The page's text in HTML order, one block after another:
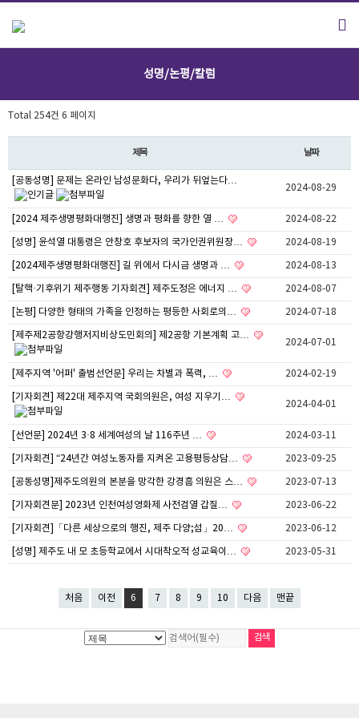
성명/논평/칼럼
Total 254건 6 페이지
제목 날짜
[공동성명] 문제는 온라인 남성문화다, 우리가 뒤엎는다…
2024-08-29
[2024 제주생명평화대행진] 생명과 평화를 향한 열 … 2024-08-22
[성명] 윤석열 대통령은 안창호 후보자의 국가인권위원장… 2024-08-19
[2024제주생명평화대행진] 길 위에서 다시금 생명과 … 2024-08-13
[탈핵·기후위기 제주행동 기자회견] 제주도정은 에너지 … 2024-08-07
[논평] 다양한 형태의 가족을 인정하는 평등한 사회로의… 2024-07-18
[제주제2공항강행저지비상도민회의] 제2공항 기본계획 고…
2024-07-01
[제주지역 '어퍼' 출범선언문] 우리는 차별과 폭력, … 2024-02-19
[기자회견] 제22대 제주지역 국회의원은, 여성 지우기…
2024-04-01
[선언문] 2024년 3·8 세계여성의 날 116주년 … 2024-03-11
[기자회견] “24년간 여성노동자를 지켜온 고용평등상담… 2023-09-25
[공동성명]제주도의원의 본분을 망각한 강경흠 의원은 스… 2023-07-13
[기자회견문] 2023년 인천여성영화제 사전검열 갑질… 2023-06-22
[기자회견]「다른 세상으로의 행진, 제주 다양;섬」20… 2023-06-12
[성명] 제주도 내 모 초등학교에서 시대착오적 성교육이… 2023-05-31
처음 이전 6 7 8 9 10 다음 맨끝